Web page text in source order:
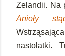
Zelandii. Na
Anioły
nastolatki.